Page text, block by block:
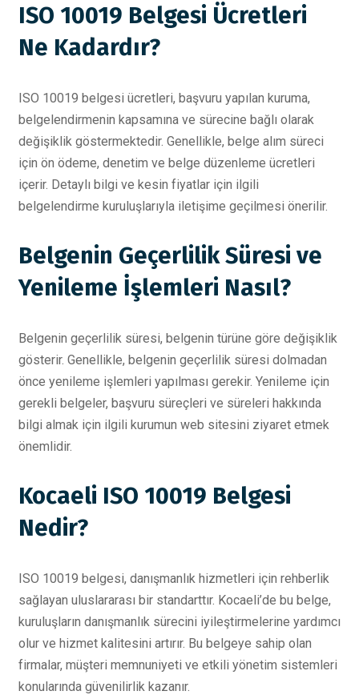
ISO 10019 Belgesi Ücretleri
Ne Kadardır?
ISO 10019 belgesi ücretleri, başvuru yapılan kuruma,
belgelendirmenin kapsamına ve sürecine bağlı olarak
değişiklik göstermektedir. Genellikle, belge alım süreci
için ön ödeme, denetim ve belge düzenleme ücretleri
içerir. Detaylı bilgi ve kesin fiyatlar için ilgili
belgelendirme kuruluşlarıyla iletişime geçilmesi önerilir.
Belgenin Geçerlilik Süresi ve
Yenileme İşlemleri Nasıl?
Belgenin geçerlilik süresi, belgenin türüne göre değişiklik
gösterir. Genellikle, belgenin geçerlilik süresi dolmadan
önce yenileme işlemleri yapılması gerekir. Yenileme için
gerekli belgeler, başvuru süreçleri ve süreleri hakkında
bilgi almak için ilgili kurumun web sitesini ziyaret etmek
önemlidir.
Kocaeli ISO 10019 Belgesi
Nedir?
ISO 10019 belgesi, danışmanlık hizmetleri için rehberlik
sağlayan uluslararası bir standarttır. Kocaeli’de bu belge,
kuruluşların danışmanlık sürecini iyileştirmelerine yardımcı
olur ve hizmet kalitesini artırır. Bu belgeye sahip olan
firmalar, müşteri memnuniyeti ve etkili yönetim sistemleri
konularında güvenilirlik kazanır.